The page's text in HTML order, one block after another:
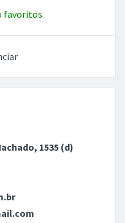
favoritos
1535 (d)